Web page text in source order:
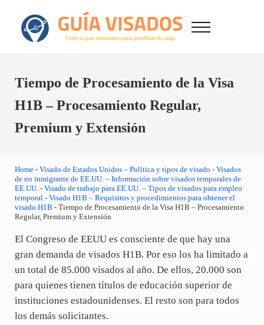
GuiaVisado.com - Guía de visados de viaje en
Otro sitio realizado con WordPress
Menu
Tiempo de Procesamiento de la Visa
H1B – Procesamiento Regular,
Premium y Extensión
Home- Visado de Estados Unidos – Política y tipos de visado - Visados
de no inmigrante de EE.UU. – Información sobre visados temporales de
EE.UU.- Visado de trabajo para EE.UU. – Tipos de visados para empleo
temporal- Visado H1B – Requisitos y procedimientos para obtener el
visado H1B - Tiempo de Procesamiento de la Visa H1B – Procesamiento
Regular, Premium y Extensión
El Congreso de EEUU es consciente de que hay una
gran demanda de visados H1B. Por eso los ha limitado a
un total de 85.000 visados al año. De ellos, 20.000 son
para quienes tienen títulos de educación superior de
instituciones estadounidenses. El resto son para todos
los demás solicitantes.